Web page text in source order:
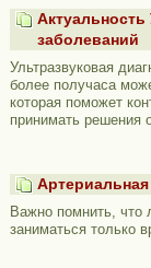
заболеваний
Ультразвуковая
более получаса
которая поможет
принимать решения
Артериальная
Важно помнить, что
заниматься только